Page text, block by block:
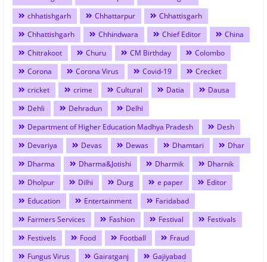
chhatishgarh
Chhattarpur
Chhattisgarh
Chhattishgarh
Chhindwara Chief Editor
China
Chitrakoot
Churu CM Birthday
Colombo
Corona
Corona Virus Covid-19
Crecket
cricket
crime Cultural Datia
Dausa
Dehli
Dehradun
Delhi
Department of Higher Education Madhya Pradesh
Desh
Devariya
Devas Dewas Dhamtari
Dhar
Dharma
Dharma&Jotishi Dharmik
Dharnik
Dholpur
Dilhi Durg e paper
Editor
Education
Entertainment
Faridabad
Farmers Services
Fashion Festival
Festivals
Festivels
Food Football
Fraud
Fungus Virus
Gairatganj
Gajiyabad